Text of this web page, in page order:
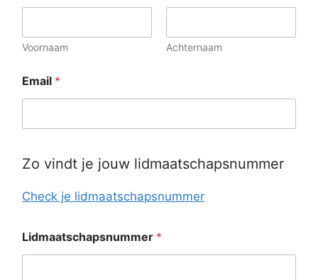
Voornaam Achternaam
Email *
Zo vindt je jouw lidmaatschapsnummer
Check je lidmaatschapsnummer
Lidmaatschapsnummer *